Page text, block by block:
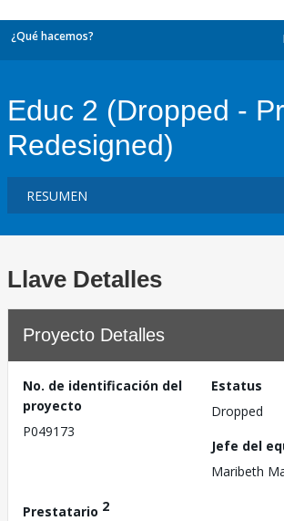
¿Qué hacemos?
Educ 2 (Dropped -
Redesigned)
Llave Detalles
Proyecto Detalles
No. de identificación del
proyecto
P049173
Estatus
Dropped
Jefe del
Maribeth
Prestatario 2